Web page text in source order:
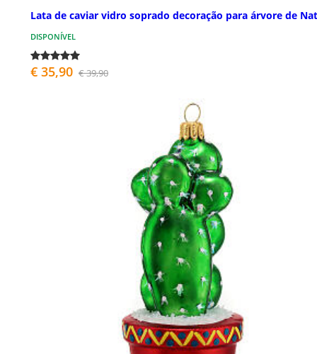
Lata de caviar vidro soprado decoração para árvore de
DISPONÍVEL
€ 35,90 € 39,90